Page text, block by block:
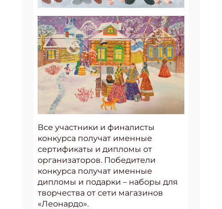
Все участники и финалисты
конкурса получат именные
сертификаты и дипломы от
организаторов. Победители
конкурса получат именные
дипломы и подарки – наборы для
творчества от сети магазинов
«Леонардо».